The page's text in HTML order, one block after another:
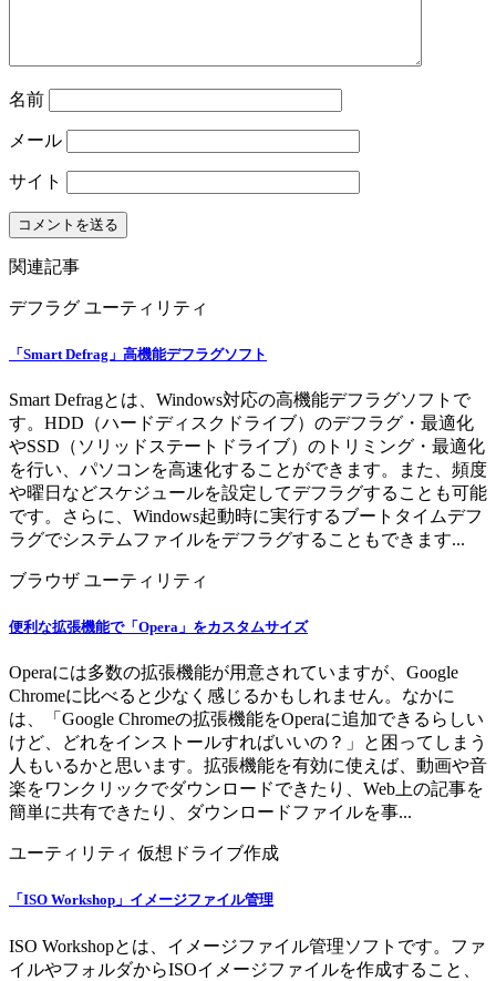
名前
メール
サイト
関連記事
デフラグ ユーティリティ
「Smart Defrag」高機能デフラグソフト
Smart Defragとは、Windows対応の高機能デフラグソフトで
す。HDD（ハードディスクドライブ）のデフラグ・最適化
やSSD（ソリッドステートドライブ）のトリミング・最適化
を行い、パソコンを高速化することができます。また、頻度
や曜日などスケジュールを設定してデフラグすることも可能
です。さらに、Windows起動時に実行するブートタイムデフ
ラグでシステムファイルをデフラグすることもできます...
ブラウザ ユーティリティ
便利な拡張機能で「Opera」をカスタムサイズ
Operaには多数の拡張機能が用意されていますが、Google
Chromeに比べると少なく感じるかもしれません。なかに
は、「Google Chromeの拡張機能をOperaに追加できるらしい
けど、どれをインストールすればいいの？」と困ってしまう
人もいるかと思います。拡張機能を有効に使えば、動画や音
楽をワンクリックでダウンロードできたり、Web上の記事を
簡単に共有できたり、ダウンロードファイルを事...
ユーティリティ 仮想ドライブ作成
「ISO Workshop」イメージファイル管理
ISO Workshopとは、イメージファイル管理ソフトです。ファ
イルやフォルダからISOイメージファイルを作成すること、